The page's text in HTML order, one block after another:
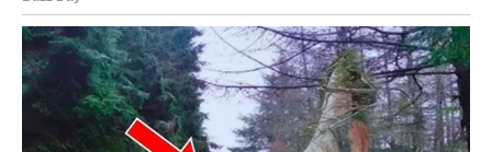
Vaga
Vage su znak koji stalno traži ravnotežu između emocija i
razuma. Danas bi ta ravnoteža mogla biti poljuljana